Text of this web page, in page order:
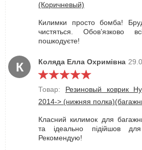
(Коричневый)
Килимки просто бомба!
чистяться. Обов’язково
пошкодуєте!
К Коляда Елла Охримівна
Товар: Резиновый коврик
2014-> (нижняя
Класний килимок для
та ідеально підійшов
Рекомендую!